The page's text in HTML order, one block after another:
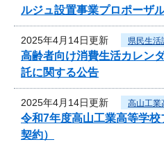
ルジュ設置事業プロポーザ
2025年4月14日更新 県民生活
高齢者向け消費生活カレン
託に関する公告
2025年4月14日更新 高山工業
令和7年度高山工業高等学
契約）